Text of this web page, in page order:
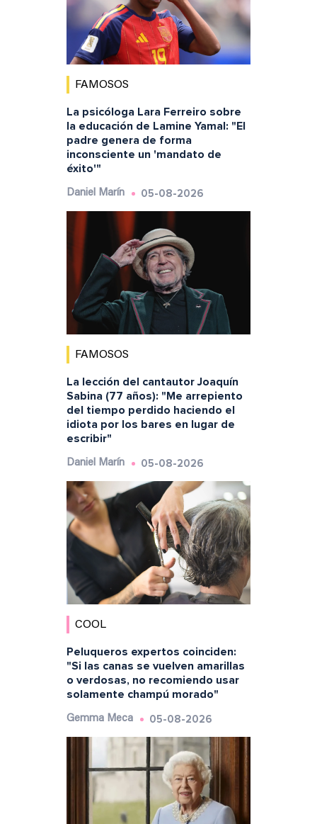
FAMOSOS
La psicóloga Lara Ferreiro sobre
la educación de Lamine Yamal: "El
padre genera de forma
inconsciente un 'mandato de
éxito'"
Daniel Marín 05-08-2026
FAMOSOS
La lección del cantautor Joaquín
Sabina (77 años): "Me arrepiento
del tiempo perdido haciendo el
idiota por los bares en lugar de
escribir"
Daniel Marín 05-08-2026
COOL
Peluqueros expertos coinciden:
"Si las canas se vuelven amarillas
o verdosas, no recomiendo usar
solamente champú morado"
Gemma Meca 05-08-2026